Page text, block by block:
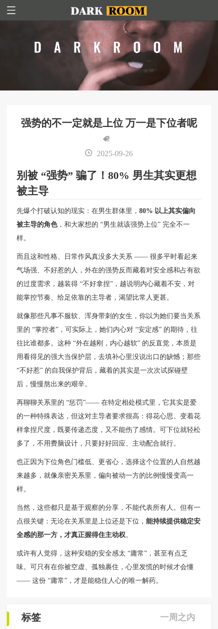
强势的不一定就是上位 万一是下位者呢
2025-09-26
别被 “强势” 骗了！80% 男生其实更想
被主导
先爆个打破认知的现实：在男生群体里，80% 以上其实偏向
被主导的角色，和大家想的 “男生就该强势上位” 完全不一
样。
而且这和性格、日常作风真没多大关系 —— 很多平时看起来
气场强、不好惹的人，外在的强势反而藏着对安全感和占有欲
的过度需求，越装得 “不好拿捏”，越说明内心藏着不安，对
能掌控节奏、给足依靠的主导者，渴望比常人更甚。
就像那些凡事不服软、浑身带刺的女生，你以为她们要当关系
里的 “掌控者”，可实际上，她们内心对 “安定感” 的期待，往
往比谁都多。这种 “外在越刚，内心越软” 的反直觉，本质是
用看得见的强大当保护层，去填补心里没说出口的缺憾；那些
“不好惹” 的自我保护背后，藏着的其实是一次次试探碰壁
后，慢慢熬出来的艰辛。
再聊聊关系里的 “惩罚”—— 在特定相处模式里，它其实是爱
的一种特殊表达，但这对主导者要求很高：得花心思、变着花
样拿捏尺度，既要传递态度，又不能伤了感情。可下位就轻松
多了，不用费脑设计，只要好好回应、主动配合就行。
也正因为下位角色门槛低、更省心，选择这个位置的人自然越
来越多，就像亲密关系里，偏向被动一方的比例慢慢变高一
样。
当然，这些都只是基于观察的分享，不能代表所有人。但有一
点很关键：无论在关系里是上位还是下位，能持续提供稳定安
全感的那一方，才真正握得住主动权。
或许有人觉得，这种安稳的安全感太 “庸常”，甚至有点乏
味。可只有在你被空虚、孤独裹住，心里发慌的时候才会懂
—— 这份 “庸常”，才是能稳住人心的唯一解药。
标签 一周之内